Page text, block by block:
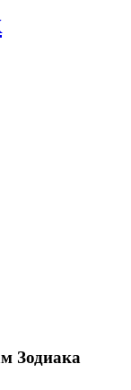
Зодиака